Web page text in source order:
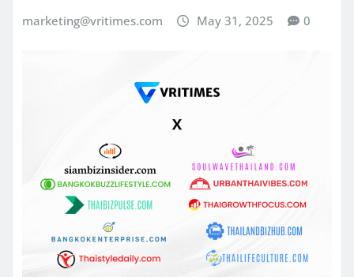
marketing@vritimes.com May 31, 2025 0